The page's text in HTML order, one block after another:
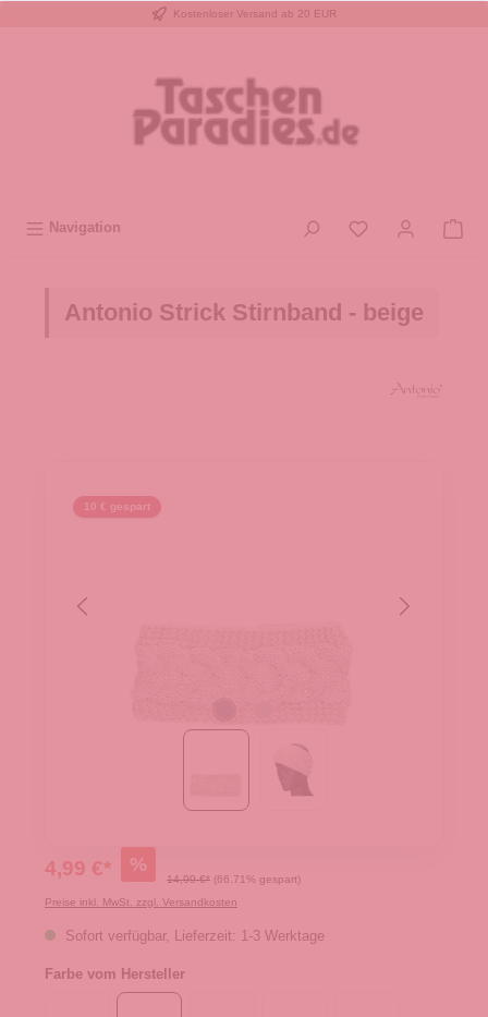
Kostenloser Versand ab 20 EUR
Navigation
Antonio Strick Stirnband - beige
10 € gespart
4,99 €* %
14,99 €* (66.71% gespart)
Preise inkl. MwSt. zzgl. Versandkosten
Sofort verfügbar, Lieferzeit: 1-3 Werktage
Farbe vom Hersteller